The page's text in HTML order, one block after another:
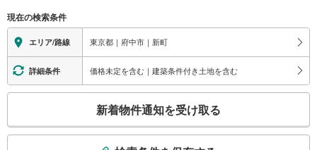
現在の検索条件
エリア/路線 東京都｜府中市｜新町
詳細条件 価格未定を含む｜建築条件付き土地を含む
検
新着物件通知を受け取る